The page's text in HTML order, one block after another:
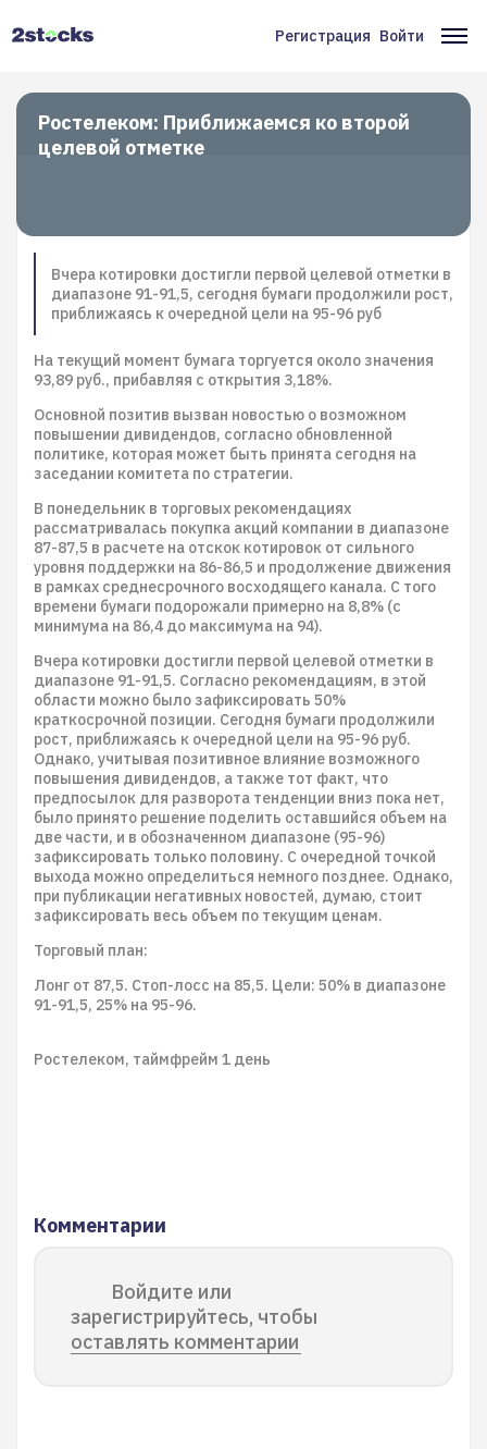
Меню
учётной
записи
Регистрация Войти
Ростелеком: Приближаемся ко второй
целевой отметке
Вчера котировки достигли первой целевой отметки в
диапазоне 91-91,5, сегодня бумаги продолжили рост,
приближаясь к очередной цели на 95-96 руб
На текущий момент бумага торгуется около значения
93,89 руб., прибавляя с открытия 3,18%.
Основной позитив вызван новостью о возможном
повышении дивидендов, согласно обновленной
политике, которая может быть принята сегодня на
заседании комитета по стратегии.
В понедельник в торговых рекомендациях
рассматривалась покупка акций компании в диапазоне
87-87,5 в расчете на отскок котировок от сильного
уровня поддержки на 86-86,5 и продолжение движения
в рамках среднесрочного восходящего канала. С того
времени бумаги подорожали примерно на 8,8% (с
минимума на 86,4 до максимума на 94).
Вчера котировки достигли первой целевой отметки в
диапазоне 91-91,5. Согласно рекомендациям, в этой
области можно было зафиксировать 50%
краткосрочной позиции. Сегодня бумаги продолжили
рост, приближаясь к очередной цели на 95-96 руб.
Однако, учитывая позитивное влияние возможного
повышения дивидендов, а также тот факт, что
предпосылок для разворота тенденции вниз пока нет,
было принято решение поделить оставшийся объем на
две части, и в обозначенном диапазоне (95-96)
зафиксировать только половину. С очередной точкой
выхода можно определиться немного позднее. Однако,
при публикации негативных новостей, думаю, стоит
зафиксировать весь объем по текущим ценам.
Торговый план:
Лонг от 87,5. Стоп-лосс на 85,5. Цели: 50% в диапазоне
91-91,5, 25% на 95-96.
Ростелеком, таймфрейм 1 день
Комментарии
Войдите или
зарегистрируйтесь, чтобы
оставлять комментарии